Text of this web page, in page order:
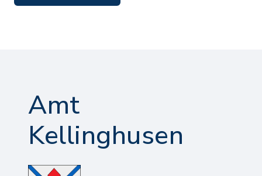
Amt
Kellinghusen